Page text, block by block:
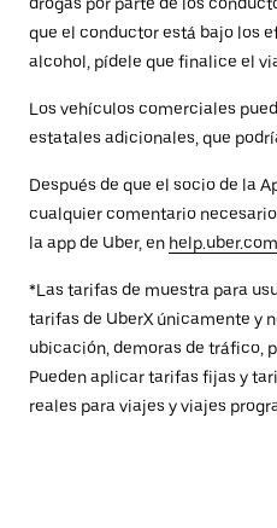
que el conductor está bajo los
alcohol, pídele que finalice el
Los vehículos comerciales
estatales adicionales, que
Después de que el socio de la
cualquier comentario
la app de Uber, en help.uber.com
*Las tarifas de muestra para
tarifas de UberX únicamente y
ubicación, demoras de tráfico,
Pueden aplicar tarifas fijas y
reales para viajes y viajes